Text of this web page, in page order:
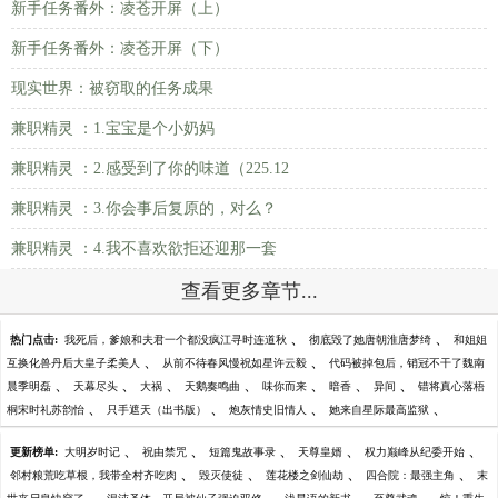
新手任务番外：凌苍开屏（上）
新手任务番外：凌苍开屏（下）
现实世界：被窃取的任务成果
兼职精灵 ：1.宝宝是个小奶妈
兼职精灵 ：2.感受到了你的味道（225.12
兼职精灵 ：3.你会事后复原的，对么？
兼职精灵 ：4.我不喜欢欲拒还迎那一套
查看更多章节...
热门点击: 我死后，爹娘和夫君一个都没疯江寻时连道秋 、 彻底毁了她唐朝淮唐梦绮 、 和姐姐
互换化兽丹后大皇子柔美人 、 从前不待春风慢祝如星许云毅 、 代码被掉包后，销冠不干了魏南
晨季明磊 、 天幕尽头 、 大祸 、 天鹅奏鸣曲 、 味你而来 、 暗香 、 异间 、 错将真心落梧
桐宋时礼苏韵怡 、 只手遮天（出书版） 、 炮灰情史旧情人 、 她来自星际最高监狱 、
更新榜单: 大明岁时记 、 祝由禁咒 、 短篇鬼故事录 、 天尊皇婿 、 权力巅峰从纪委开始 、
邻村粮荒吃草根，我带全村齐吃肉 、 毁灭使徒 、 莲花楼之剑仙劫 、 四合院：最强主角 、 末